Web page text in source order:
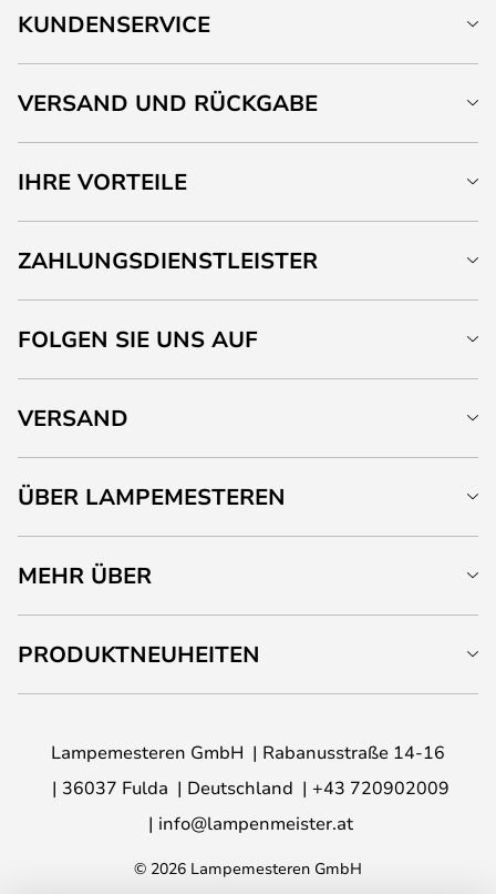
KUNDENSERVICE
VERSAND UND RÜCKGABE
IHRE VORTEILE
ZAHLUNGSDIENSTLEISTER
FOLGEN SIE UNS AUF
VERSAND
ÜBER LAMPEMESTEREN
MEHR ÜBER
PRODUKTNEUHEITEN
Lampemesteren GmbH
Rabanusstraße 14-16
36037 Fulda
Deutschland
+43 720902009
info@lampenmeister.at
© 2026 Lampemesteren GmbH